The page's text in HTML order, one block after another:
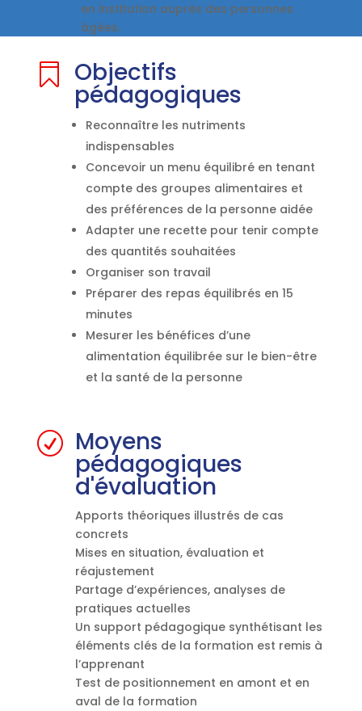
en institution auprès des personnes
âgées.
 Objectifs
pédagogiques
Reconnaître les nutriments
indispensables
Concevoir un menu équilibré en tenant
compte des groupes alimentaires et
des préférences de la personne aidée
Adapter une recette pour tenir compte
des quantités souhaitées
Organiser son travail
Préparer des repas équilibrés en 15
minutes
Mesurer les bénéfices d’une
alimentation équilibrée sur le bien-être
et la santé de la personne
R Moyens
pédagogiques
d'évaluation
Apports théoriques illustrés de cas
concrets
Mises en situation, évaluation et
réajustement
Partage d’expériences, analyses de
pratiques actuelles
Un support pédagogique synthétisant les
éléments clés de la formation est remis à
l’apprenant
Test de positionnement en amont et en
aval de la formation